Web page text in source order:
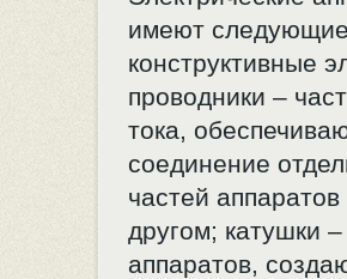
имеют
конструктивные
проводники –
тока,
соединение
частей аппаратов
другом; катушки
аппаратов,